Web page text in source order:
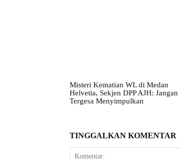
Misteri Kematian WL di Medan
Helvetia, Sekjen DPP AJH: Jangan
Tergesa Menyimpulkan
TINGGALKAN KOMENTAR